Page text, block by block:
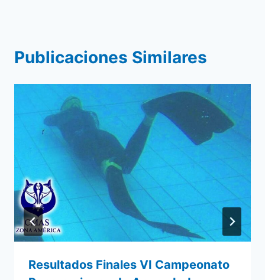
Publicaciones Similares
Resultados Finales VI Campeonato